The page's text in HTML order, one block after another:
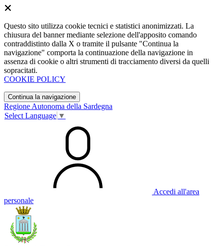
Questo sito utilizza cookie tecnici e statistici anonimizzati. La
chiusura del banner mediante selezione dell'apposito comando
contraddistinto dalla X o tramite il pulsante "Continua la
navigazione" comporta la continuazione della navigazione in
assenza di cookie o altri strumenti di tracciamento diversi da quelli
sopracitati.
COOKIE POLICY
Continua la navigazione
Regione Autonoma della Sardegna
Select Language ▼
Accedi all'area
personale